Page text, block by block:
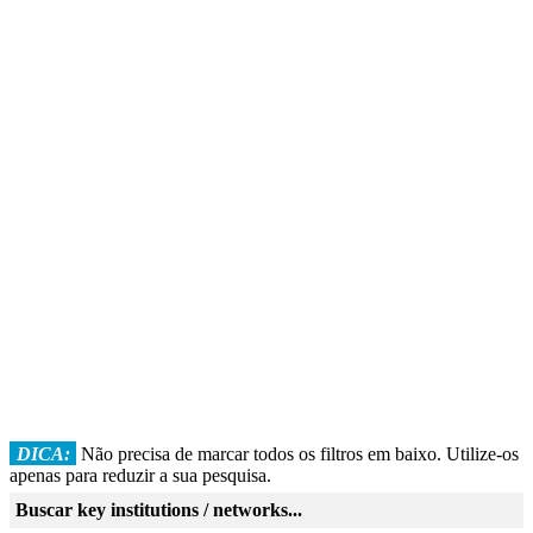
DICA: Não precisa de marcar todos os filtros em baixo. Utilize-os
apenas para reduzir a sua pesquisa.
Buscar key institutions / networks...